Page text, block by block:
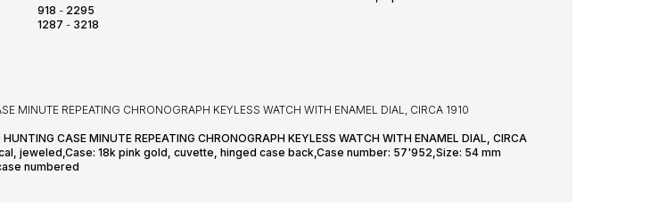
918 - 2295
1287 - 3218
MINUTE REPEATING CHRONOGRAPH KEYLESS WATCH WITH ENAMEL DIAL, CIRCA 1910
CASE MINUTE REPEATING CHRONOGRAPH KEYLESS WATCH WITH ENAMEL DIAL, CIRCA
jeweled,Case: 18k pink gold, cuvette, hinged case back,Case number: 57'952,Size: 54 mm
numbered